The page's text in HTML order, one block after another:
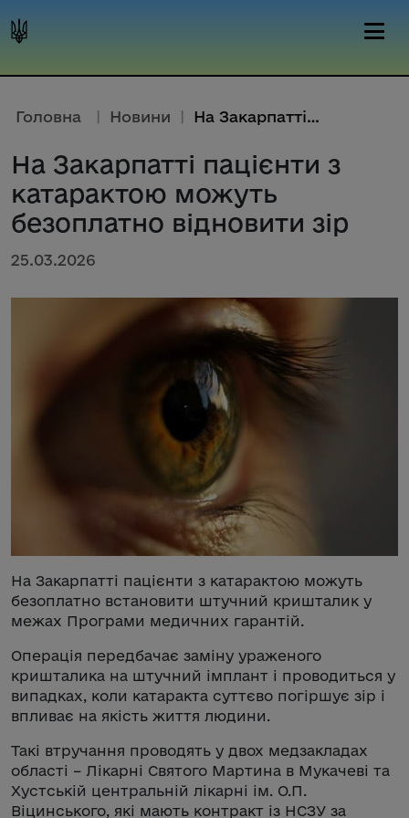
Головна | Новини | На Закарпатті пацієнти з катар...
На Закарпатті пацієнти з
катарактою можуть
безоплатно відновити зір
25.03.2026
На Закарпатті пацієнти з катарактою можуть
безоплатно встановити штучний кришталик у
межах Програми медичних гарантій.
Операція передбачає заміну ураженого
кришталика на штучний імплант і проводиться у
випадках, коли катаракта суттєво погіршує зір і
впливає на якість життя людини.
Такі втручання проводять у двох медзакладах
області – Лікарні Святого Мартина в Мукачеві та
Хустській центральній лікарні ім. О.П.
Віцинського, які мають контракт із НСЗУ за